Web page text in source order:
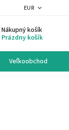
EUR
Nákupný košík
Prázdny košík
Veľkoobchod